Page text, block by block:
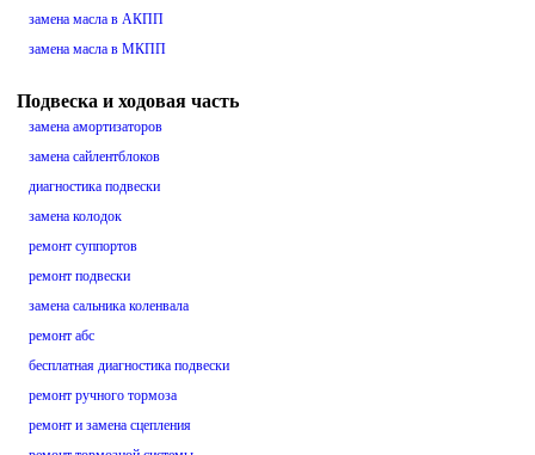
замена масла в АКПП
замена масла в МКПП
Подвеска и ходовая часть
замена амортизаторов
замена сайлентблоков
диагностика подвески
замена колодок
ремонт суппортов
ремонт подвески
замена сальника коленвала
ремонт абс
бесплатная диагностика подвески
ремонт ручного тормоза
ремонт и замена сцепления